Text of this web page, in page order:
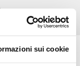
sui cookie